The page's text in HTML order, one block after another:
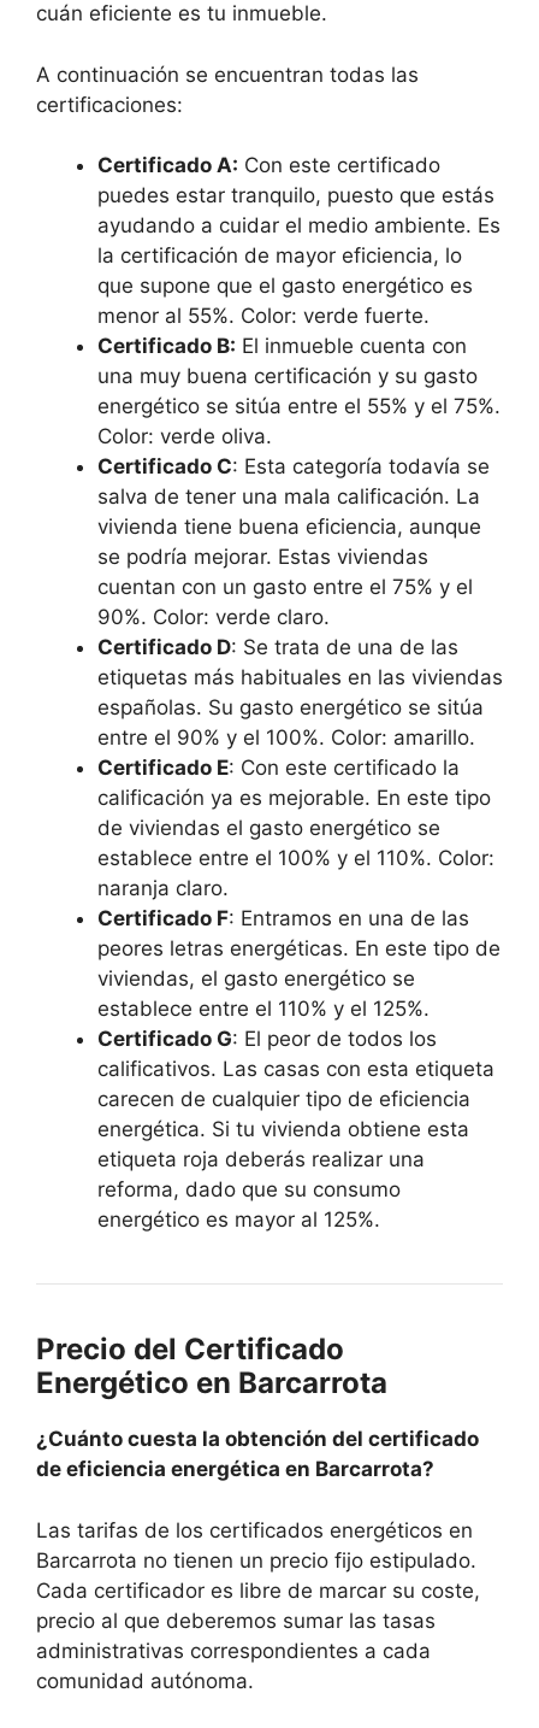
cuán eficiente es tu inmueble.
A continuación se encuentran todas las
certificaciones:
Certificado A: Con este certificado
puedes estar tranquilo, puesto que estás
ayudando a cuidar el medio ambiente. Es
la certificación de mayor eficiencia, lo
que supone que el gasto energético es
menor al 55%. Color: verde fuerte.
Certificado B: El inmueble cuenta con
una muy buena certificación y su gasto
energético se sitúa entre el 55% y el 75%.
Color: verde oliva.
Certificado C: Esta categoría todavía se
salva de tener una mala calificación. La
vivienda tiene buena eficiencia, aunque
se podría mejorar. Estas viviendas
cuentan con un gasto entre el 75% y el
90%. Color: verde claro.
Certificado D: Se trata de una de las
etiquetas más habituales en las viviendas
españolas. Su gasto energético se sitúa
entre el 90% y el 100%. Color: amarillo.
Certificado E: Con este certificado la
calificación ya es mejorable. En este tipo
de viviendas el gasto energético se
establece entre el 100% y el 110%. Color:
naranja claro.
Certificado F: Entramos en una de las
peores letras energéticas. En este tipo de
viviendas, el gasto energético se
establece entre el 110% y el 125%.
Certificado G: El peor de todos los
calificativos. Las casas con esta etiqueta
carecen de cualquier tipo de eficiencia
energética. Si tu vivienda obtiene esta
etiqueta roja deberás realizar una
reforma, dado que su consumo
energético es mayor al 125%.
Precio del Certificado
Energético en Barcarrota
¿Cuánto cuesta la obtención del certificado
de eficiencia energética en Barcarrota?
Las tarifas de los certificados energéticos en
Barcarrota no tienen un precio fijo estipulado.
Cada certificador es libre de marcar su coste,
precio al que deberemos sumar las tasas
administrativas correspondientes a cada
comunidad autónoma.